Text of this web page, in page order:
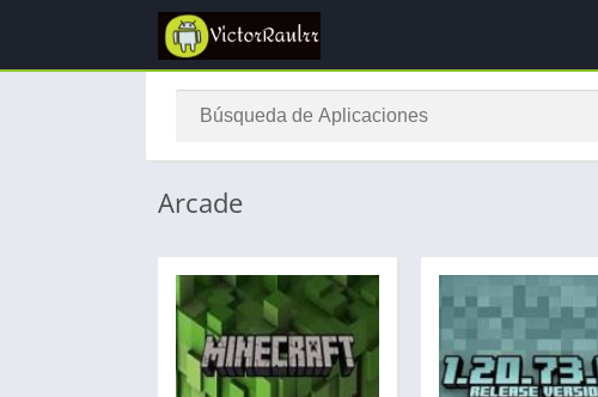
Arcade